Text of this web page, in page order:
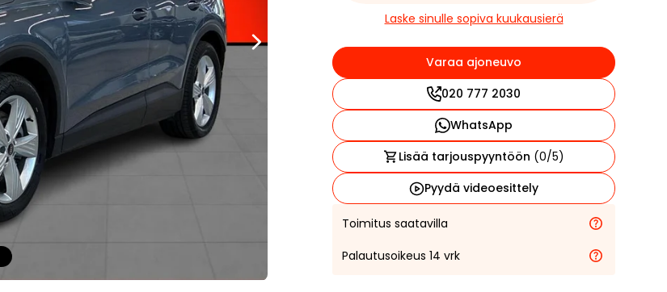
Laske sinulle sopiva kuukausierä
Varaa ajoneuvo
020 777 2030
WhatsApp
Lisää tarjouspyyntöön (0/5)
Pyydä videoesittely
Toimitus saatavilla
Palautusoikeus 14 vrk